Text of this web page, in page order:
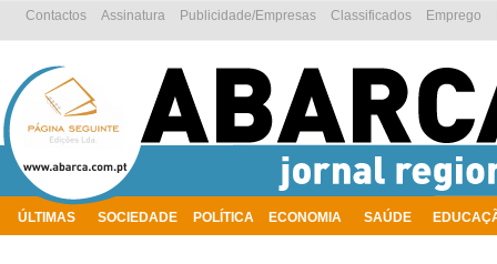
ÚLTIMAS SOCIEDADE POLÍTICA ECONOMIA SAÚDE
Emprego
Classificados
Publicidade/Empresas
Assinatura
Contactos